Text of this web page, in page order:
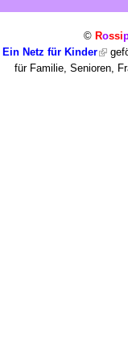
© Rossi
Ein Netz für Kinder
für Familie, Senioren,